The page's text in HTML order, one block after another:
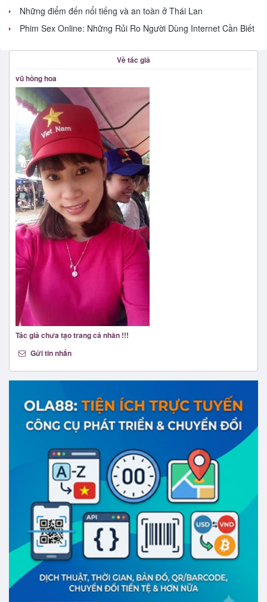
Những điểm đến nổi tiếng và an toàn ở Thái Lan
Phim Sex Online: Những Rủi Ro Người Dùng Internet Cần Biết
Về tác giả
vũ hồng hoa
Tác giả chưa tạo trang cá nhân !!!
Gửi tin nhắn